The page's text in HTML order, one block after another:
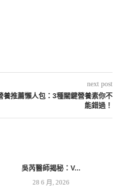
next post
養推薦懶人包：3種關鍵營養素你不
能錯過！
吳芮醫師揭秘：V...
28 6 月, 2026